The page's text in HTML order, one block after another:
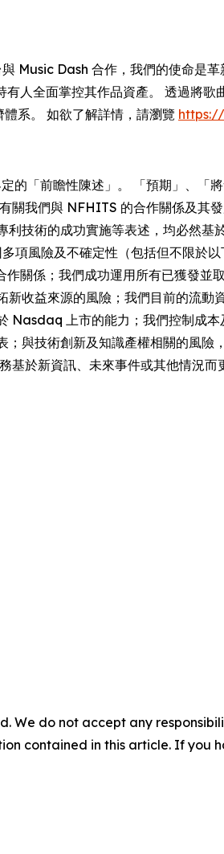
Dash 合作，我們的使命是革
人全面掌控其作品資產。 透過將歌
系。 如欲了解詳情，請瀏覽
的「前瞻性陳述」。 「預期」、「
關我們與 NFHITS 的合作關係及其
技術的成功實施等表述，均必然
項風險及不確定性（包括但不限於
關係；我們成功運用所有已獲發並
收益來源的風險；我們目前的流動
Nasdaq 上市的能力；我們控制成
與技術創新及知識產權相關的風險
於新資訊、未來事件或其他情況而
We do not accept any
contained in this article. If you